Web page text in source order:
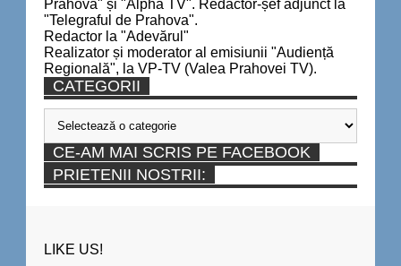
Prahova" și "Alpha TV". Redactor-șef adjunct la
"Telegraful de Prahova".
Redactor la "Adevărul"
Realizator și moderator al emisiunii "Audiență
Regională", la VP-TV (Valea Prahovei TV).
CATEGORII
Categorii
CE-AM MAI SCRIS PE FACEBOOK
PRIETENII NOSTRII:
LIKE US!